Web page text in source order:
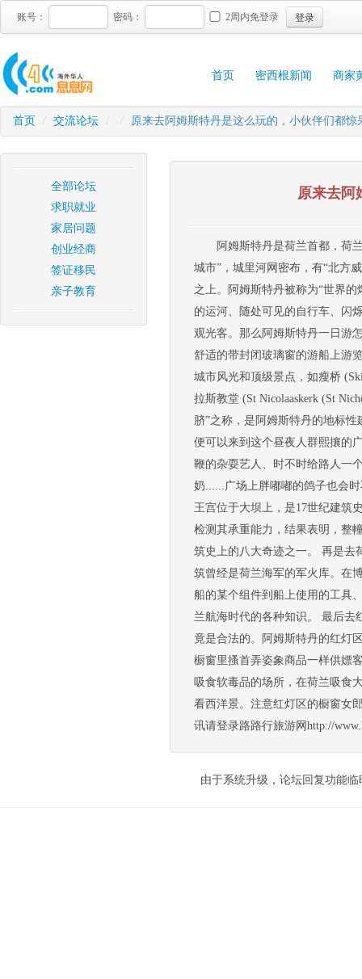
账号： 密码： 2周内免登录 登录
首页 密西根新闻 商家
首页 / 交流论坛 / / 原来去阿姆斯特丹是这么玩的，小伙伴们都惊
全部论坛
求职就业
家居问题
创业经商
签证移民
亲子教育
原来去阿
阿姆斯特丹是荷兰首都，荷
城市”，城里河网密布，有“北方
之上。阿姆斯特丹被称为“世界
的运河、随处可见的自行车、闪
观光客。那么阿姆斯特丹一日游
舒适的带封闭玻璃窗的游船上游
城市风光和顶级景点，如瘦桥
拉斯教堂 (St Nicolaaskerk (St
脐”之称，是阿姆斯特丹的地标
便可以来到这个昼夜人群熙攘的
鞭的杂耍艺人、时不时给路人一
奶......广场上胖嘟嘟的鸽子也会
王宫位于大坝上，是17世纪建筑
检测其承重能力，结果表明，整
筑史上的八大奇迹之一。 再是去
筑曾经是荷兰海军的军火库。在
船的某个组件到船上使用的工具
兰航海时代的各种知识。 最后去
竟是合法的。阿姆斯特丹的红灯
橱窗里搔首弄姿象商品一样供嫖
吸食软毒品的场所，在荷兰吸食
看西洋景。注意红灯区的橱窗女
讯请登录路路行旅游网http://
由于系统升级，论坛回复功能临